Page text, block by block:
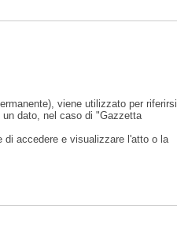
viene utilizzato per riferirsi
dato, nel caso di "Gazzetta
di accedere e visualizzare l'atto o la